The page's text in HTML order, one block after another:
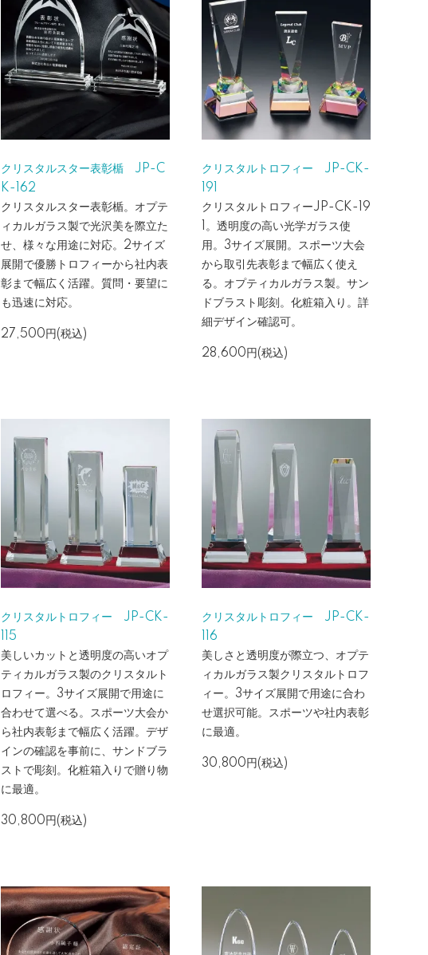
クリスタルスター表彰楯 JP-C
K-162
クリスタルスター表彰楯。オプテ
ィカルガラス製で光沢美を際立た
せ、様々な用途に対応。2サイズ
展開で優勝トロフィーから社内表
彰まで幅広く活躍。質問・要望に
も迅速に対応。
27,500円(税込)
クリスタルトロフィー JP-CK-
191
クリスタルトロフィーJP-CK-19
1。透明度の高い光学ガラス使
用。3サイズ展開。スポーツ大会
から取引先表彰まで幅広く使え
る。オプティカルガラス製。サン
ドブラスト彫刻。化粧箱入り。詳
細デザイン確認可。
28,600円(税込)
クリスタルトロフィー JP-CK-
115
美しいカットと透明度の高いオプ
ティカルガラス製のクリスタルト
ロフィー。3サイズ展開で用途に
合わせて選べる。スポーツ大会か
ら社内表彰まで幅広く活躍。デザ
インの確認を事前に、サンドブラ
ストで彫刻。化粧箱入りで贈り物
に最適。
30,800円(税込)
クリスタルトロフィー JP-CK-
116
美しさと透明度が際立つ、オプテ
ィカルガラス製クリスタルトロフ
ィー。3サイズ展開で用途に合わ
せ選択可能。スポーツや社内表彰
に最適。
30,800円(税込)